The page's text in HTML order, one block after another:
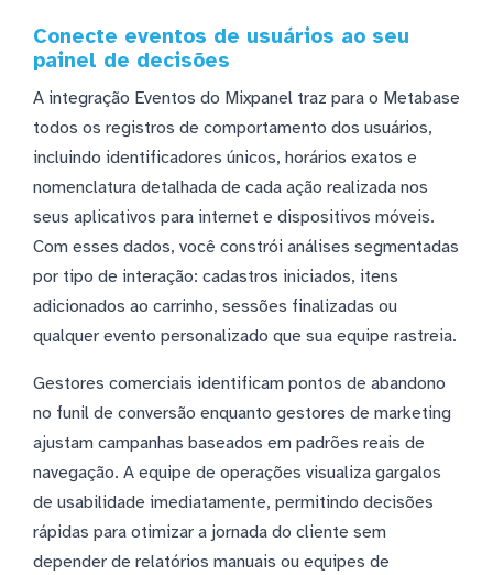
Conecte eventos de usuários ao seu
painel de decisões
A integração Eventos do Mixpanel traz para o Metabase
todos os registros de comportamento dos usuários,
incluindo identificadores únicos, horários exatos e
nomenclatura detalhada de cada ação realizada nos
seus aplicativos para internet e dispositivos móveis.
Com esses dados, você constrói análises segmentadas
por tipo de interação: cadastros iniciados, itens
adicionados ao carrinho, sessões finalizadas ou
qualquer evento personalizado que sua equipe rastreia.
Gestores comerciais identificam pontos de abandono
no funil de conversão enquanto gestores de marketing
ajustam campanhas baseados em padrões reais de
navegação. A equipe de operações visualiza gargalos
de usabilidade imediatamente, permitindo decisões
rápidas para otimizar a jornada do cliente sem
depender de relatórios manuais ou equipes de